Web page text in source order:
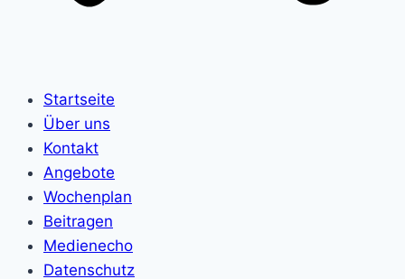
Startseite
Über uns
Kontakt
Angebote
Wochenplan
Beitragen
Medienecho
Datenschutz